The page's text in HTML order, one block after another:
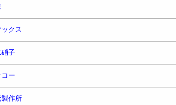
ックス
硝子
コー
製作所